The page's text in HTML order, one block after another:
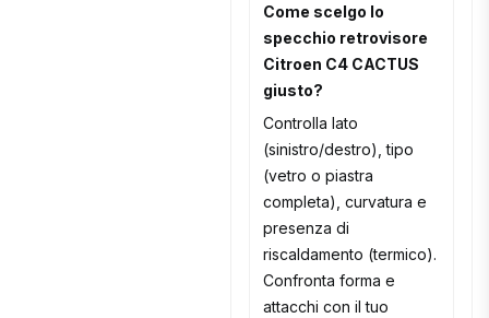
Come scelgo lo
specchio retrovisore
Citroen C4 CACTUS
giusto?
Controlla lato
(sinistro/destro), tipo
(vetro o piastra
completa), curvatura e
presenza di
riscaldamento (termico).
Confronta forma e
attacchi con il tuo